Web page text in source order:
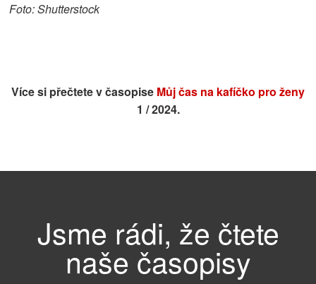
Foto: Shutterstock
Více si přečtete v časopise Můj čas na kafíčko pro ženy
1 / 2024.
Jsme rádi, že čtete
naše časopisy